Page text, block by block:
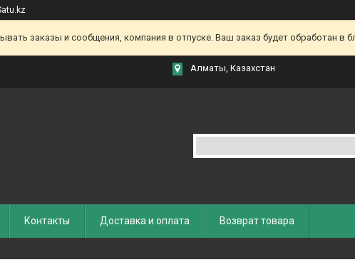
заказы и сообщения, компания в отпуске. Ваш заказ будет обработан в
Алматы, Казахстан
Контакты Доставка и оплата Возврат товара